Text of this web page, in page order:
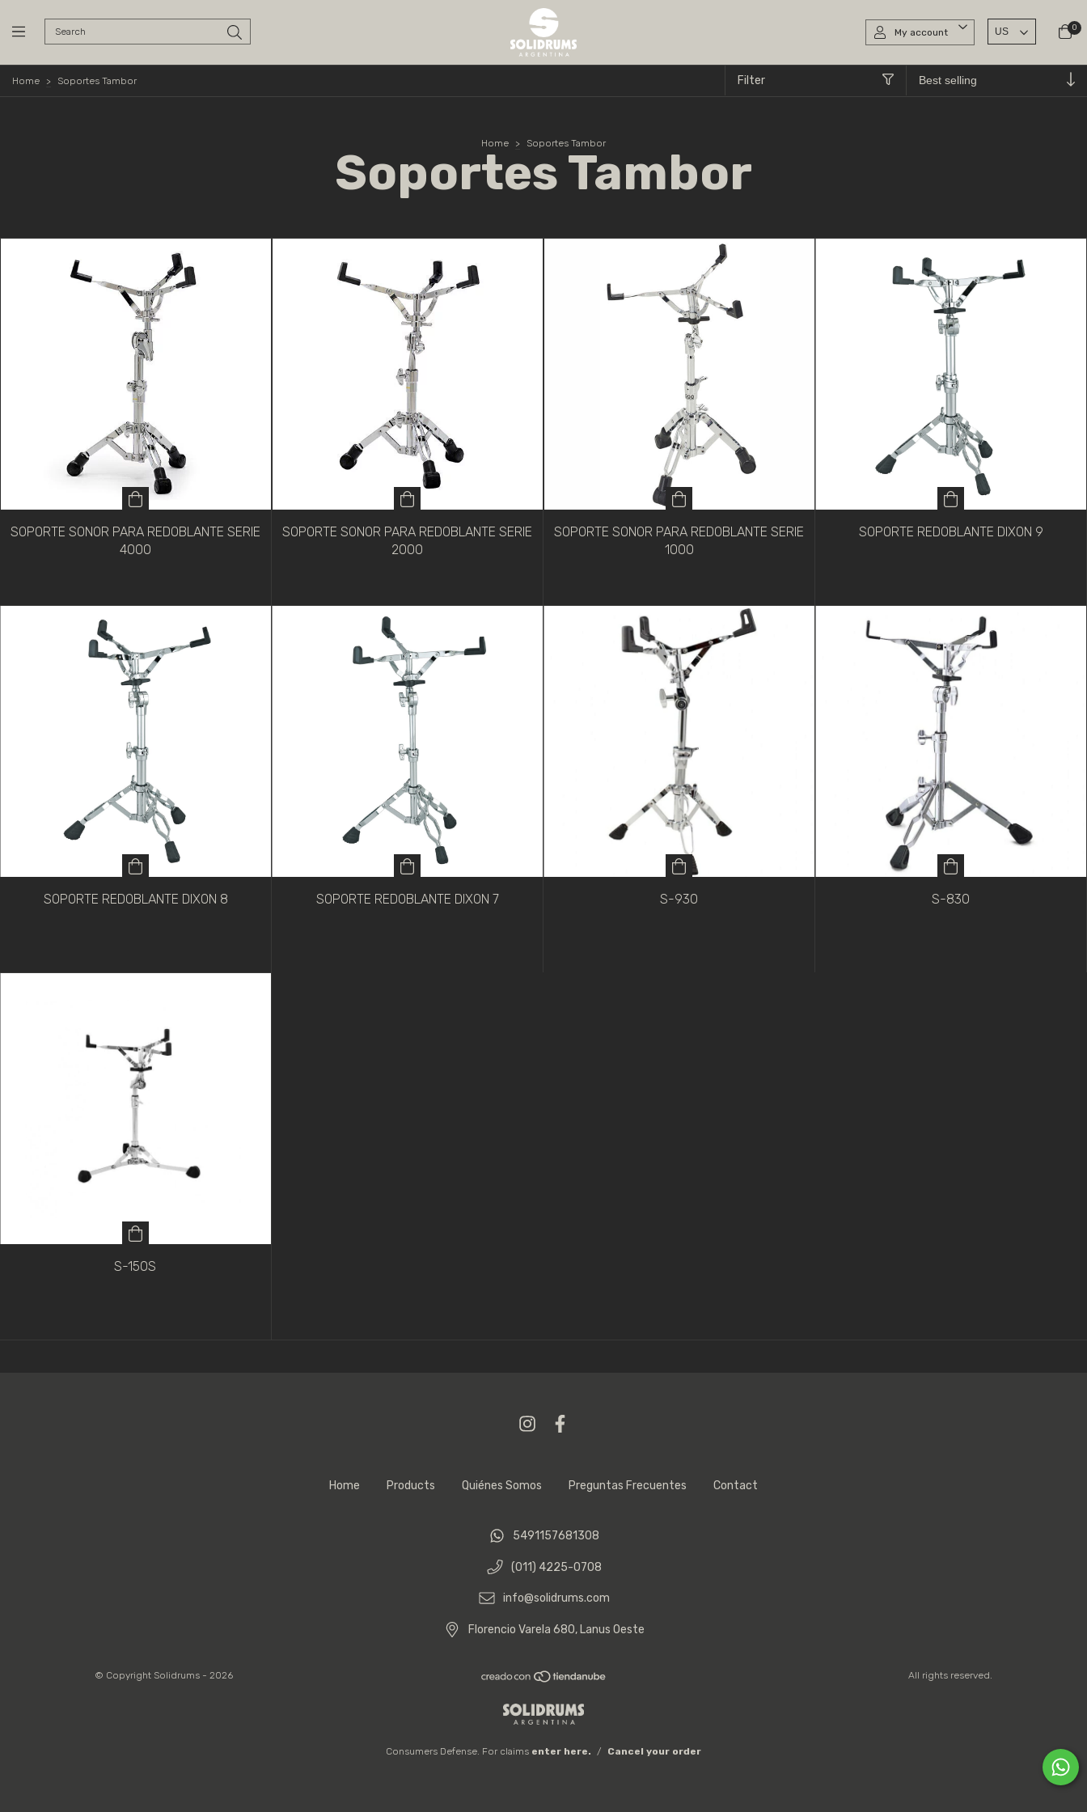
My account 0
Home > Soportes Tambor Filter
Home > Soportes Tambor
Soportes Tambor
SOPORTE SONOR PARA REDOBLANTE SERIE
4000
SOPORTE SONOR PARA REDOBLANTE SERIE
2000
SOPORTE SONOR PARA REDOBLANTE SERIE
1000
SOPORTE REDOBLANTE DIXON 9
SOPORTE REDOBLANTE DIXON 8 SOPORTE REDOBLANTE DIXON 7 S-930 S-830
S-150S
Home Products Quiénes Somos Preguntas Frecuentes Contact
5491157681308
(011) 4225-0708
info@solidrums.com
Florencio Varela 680, Lanus Oeste
© Copyright Solidrums - 2026 All rights reserved.
Consumers Defense. For claims enter here. / Cancel your order